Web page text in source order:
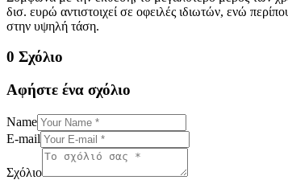
δισ. ευρώ αντιστοιχεί σε οφειλές ιδιωτών, ενώ
στην υψηλή τάση.
0 Σχόλιο
Αφήστε ένα σχόλιο
Name
E-mail
Σχόλιο